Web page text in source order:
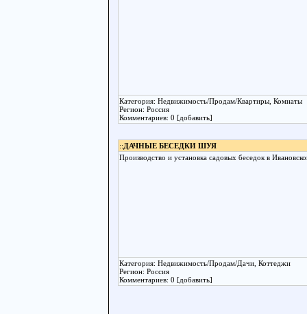
Категория: Недвижимость/Продам/Квартиры, Комнаты
Регион: Россия
Комментариев: 0 [добавить]
::ДАЧНЫЕ БЕСЕДКИ ШУЯ
Производство и установка садовых беседок в
Категория: Недвижимость/Продам/Дачи, Коттеджи
Регион: Россия
Комментариев: 0 [добавить]